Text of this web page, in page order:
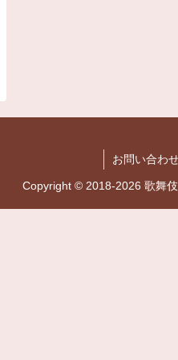
お問い合わ
Copyright © 2018-2026 歌舞